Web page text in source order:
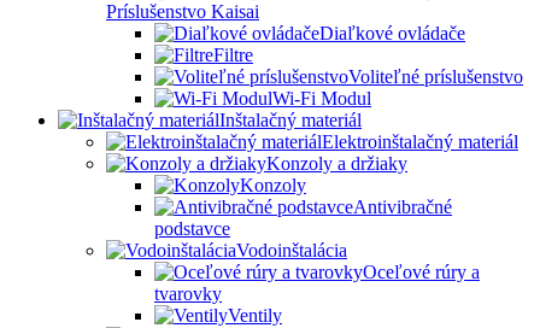
Príslušenstvo Kaisai
Diaľkové ovládače
Filtre
Voliteľné príslušenstvo
Wi-Fi Modul
Inštalačný materiál
Elektroinštalačný materiál
Konzoly a držiaky
Konzoly
Antivibračné
podstavce
Vodoinštalácia
Oceľové rúry a
tvarovky
Ventily